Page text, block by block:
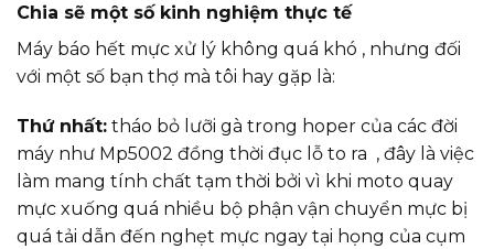
Chia sẽ một số kinh nghiệm thực tế
Máy báo hết mực xử lý không quá khó , nhưng đối
với một số bạn thợ mà tôi hay gặp là:
Thứ nhất: tháo bỏ lưỡi gà trong hoper của các đời
máy như Mp5002 đồng thời đục lỗ to ra , đây là việc
làm mang tính chất tạm thời bởi vì khi moto quay
mực xuống quá nhiều bộ phận vận chuyển mực bị
quá tải dẫn đến nghẹt mực ngay tại họng của cụm